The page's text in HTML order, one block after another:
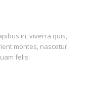
in, viverra quis,
montes, nascetur
felis.